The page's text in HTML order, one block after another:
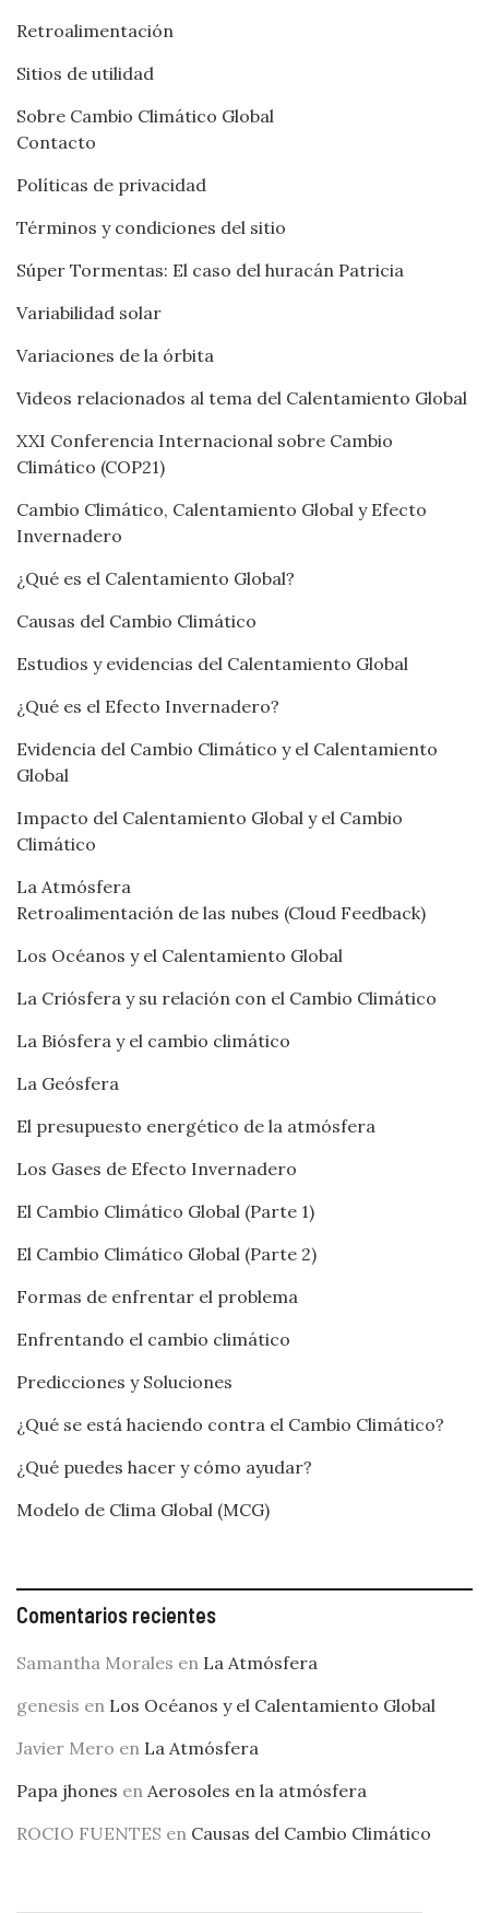
Retroalimentación
Sitios de utilidad
Sobre Cambio Climático Global
Contacto
Políticas de privacidad
Términos y condiciones del sitio
Súper Tormentas: El caso del huracán Patricia
Variabilidad solar
Variaciones de la órbita
Videos relacionados al tema del Calentamiento Global
XXI Conferencia Internacional sobre Cambio
Climático (COP21)
Cambio Climático, Calentamiento Global y Efecto
Invernadero
¿Qué es el Calentamiento Global?
Causas del Cambio Climático
Estudios y evidencias del Calentamiento Global
¿Qué es el Efecto Invernadero?
Evidencia del Cambio Climático y el Calentamiento
Global
Impacto del Calentamiento Global y el Cambio
Climático
La Atmósfera
Retroalimentación de las nubes (Cloud Feedback)
Los Océanos y el Calentamiento Global
La Criósfera y su relación con el Cambio Climático
La Biósfera y el cambio climático
La Geósfera
El presupuesto energético de la atmósfera
Los Gases de Efecto Invernadero
El Cambio Climático Global (Parte 1)
El Cambio Climático Global (Parte 2)
Formas de enfrentar el problema
Enfrentando el cambio climático
Predicciones y Soluciones
¿Qué se está haciendo contra el Cambio Climático?
¿Qué puedes hacer y cómo ayudar?
Modelo de Clima Global (MCG)
Comentarios recientes
Samantha Morales en La Atmósfera
genesis en Los Océanos y el Calentamiento Global
Javier Mero en La Atmósfera
Papa jhones en Aerosoles en la atmósfera
ROCIO FUENTES en Causas del Cambio Climático